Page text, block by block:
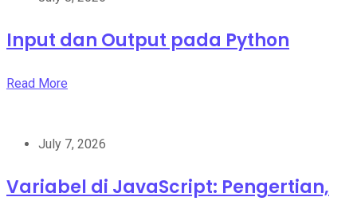
Input dan Output pada Python
Read More
July 7, 2026
Variabel di JavaScript: Pengertian,